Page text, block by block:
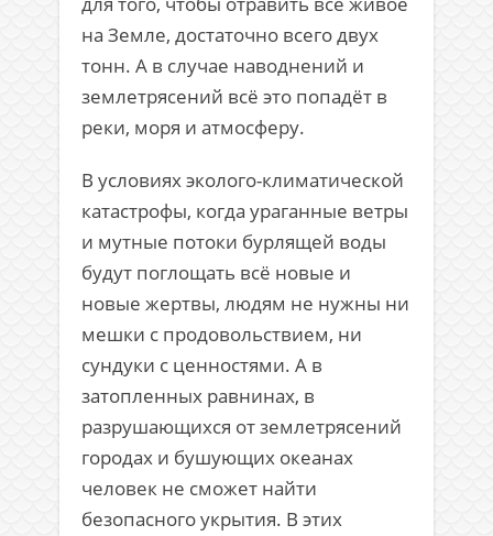
на Земле, достаточно всего двух
тонн. А в случае наводнений и
землетрясений всё это попадёт в
реки, моря и атмосферу.
В условиях эколого-климатической
катастрофы, когда ураганные ветры
и мутные потоки бурлящей воды
будут поглощать всё новые и
новые жертвы, людям не нужны ни
мешки с продовольствием, ни
сундуки с ценностями. А в
затопленных равнинах, в
разрушающихся от землетрясений
городах и бушующих океанах
человек не сможет найти
безопасного укрытия. В этих